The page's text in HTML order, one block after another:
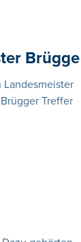
Brügge
Treffer